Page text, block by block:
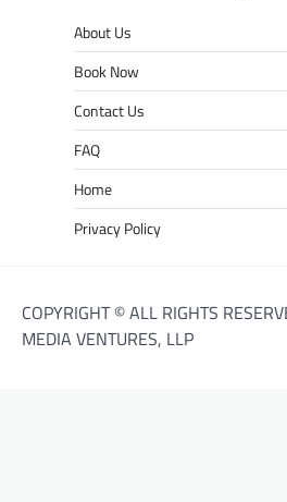
About Us
Book Now
Contact Us
FAQ
Home
Privacy Policy
COPYRIGHT © ALL RIGHTS
MEDIA VENTURES, LLP